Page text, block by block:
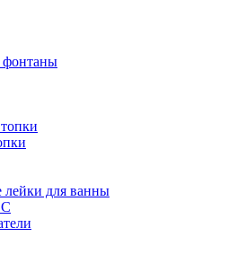
лейки для ванны